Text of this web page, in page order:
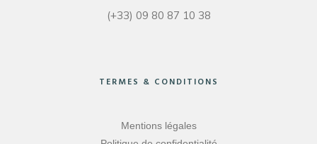
(+33) 09 80 87 10 38
TERMES & CONDITIONS
Mentions légales